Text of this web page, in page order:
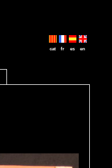
cat fr es en